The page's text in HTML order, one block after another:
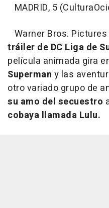
MADRID, 5
Warner Bros.
tráiler de DC Liga de
película animada gira
Superman y las
otro variado grupo de
su amo del secuestro
cobaya llamada Lulu.